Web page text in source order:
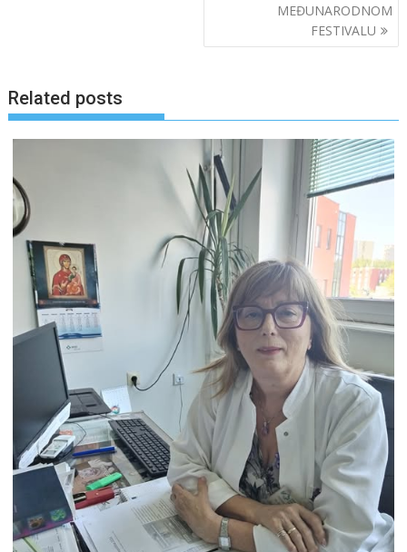
MEĐUNARODNOM
FESTIVALU
Related posts